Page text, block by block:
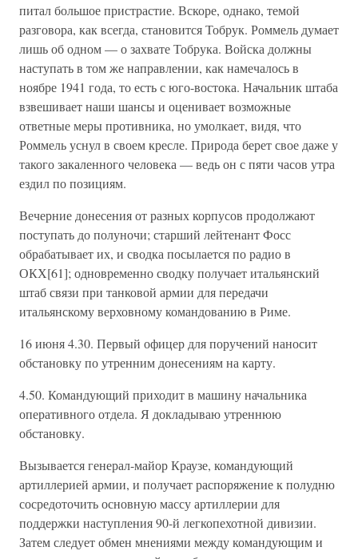
питал большое пристрастие. Вскоре, однако, темой
разговора, как всегда, становится Тобрук. Роммель думает
лишь об одном — о захвате Тобрука. Войска должны
наступать в том же направлении, как намечалось в
ноябре 1941 года, то есть с юго-востока. Начальник штаба
взвешивает наши шансы и оценивает возможные
ответные меры противника, но умолкает, видя, что
Роммель уснул в своем кресле. Природа берет свое даже у
такого закаленного человека — ведь он с пяти часов утра
ездил по позициям.
Вечерние донесения от разных корпусов продолжают
поступать до полуночи; старший лейтенант Фосс
обрабатывает их, и сводка посылается по радио в
ОКХ[61]; одновременно сводку получает итальянский
штаб связи при танковой армии для передачи
итальянскому верховному командованию в Риме.
16 июня 4.30. Первый офицер для поручений наносит
обстановку по утренним донесениям на карту.
4.50. Командующий приходит в машину начальника
оперативного отдела. Я докладываю утреннюю
обстановку.
Вызывается генерал-майор Краузе, командующий
артиллерией армии, и получает распоряжение к полудню
сосредоточить основную массу артиллерии для
поддержки наступления 90-й легкопехотной дивизии.
Затем следует обмен мнениями между командующим и